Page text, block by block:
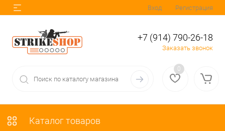
Вход Регистрация
+7 (914) 790-26-18
Заказать звонок
0
Каталог товаров